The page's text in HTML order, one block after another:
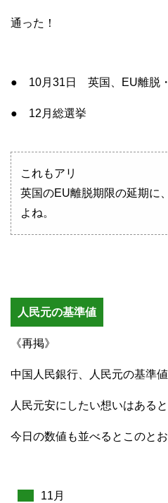
通った！
● 10月31日 英国、EU離脱・
● 12月総選挙
これもアリ
英国のEU離脱期限の延期に
よね。
人民元の基準値
《再掲》
中国人民銀行、人民元の基準値
人民元安にしたい想いはある
今日の数値も並べるとこのとお
11月